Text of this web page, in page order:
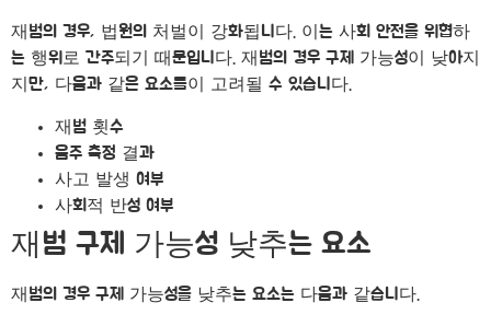
재범의 경우, 법원의 처벌이 강화됩니다. 이는 사회 안전을 위협하
는 행위로 간주되기 때문입니다. 재범의 경우 구제 가능성이 낮아지
지만, 다음과 같은 요소들이 고려될 수 있습니다.
재범 횟수
음주 측정 결과
사고 발생 여부
사회적 반성 여부
재범 구제 가능성 낮추는 요소
재범의 경우 구제 가능성을 낮추는 요소는 다음과 같습니다.